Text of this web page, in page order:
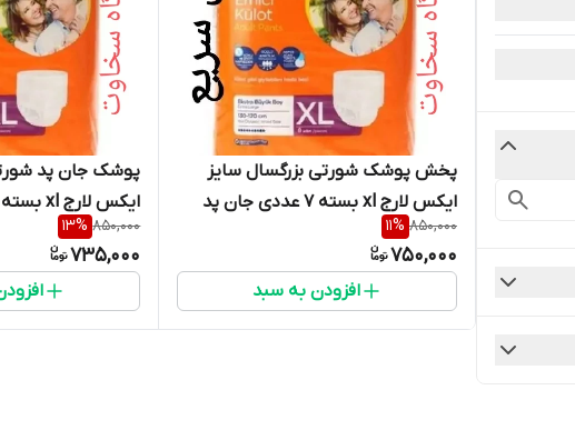
پخش پوشک شورتی بزرگسال سایز
ایکس لارج xl بسته 7 عددی جان پد
(سفارش عمده موجود است) ارسال
فوری
850,000
11%
750,000
افزودن به سبد
پوشک جان پد
فوری
850,000
13%
735,000